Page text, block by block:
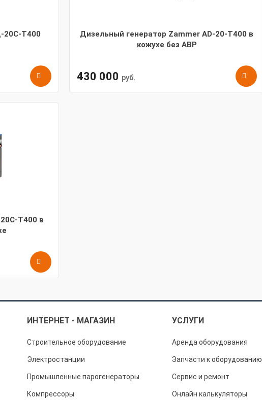
20С-Т400
Дизельный генератор Zammer AD-20-Т400 в
кожухе без АВР
430 000 руб.
Т400 в
ИНТЕРНЕТ - МАГАЗИН УСЛУГИ
Строительное оборудование
Электростанции
Промышленные парогенераторы
Компрессоры
Аренда оборудования
Запчасти к оборудованию
Сервис и ремонт
Онлайн калькуляторы